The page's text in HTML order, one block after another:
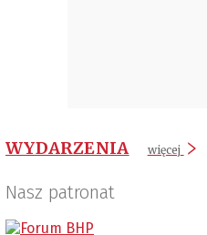
WYDARZENIA więcej
Nasz patronat